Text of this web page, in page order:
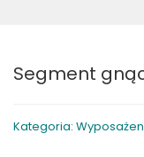
Segment
Kategoria: